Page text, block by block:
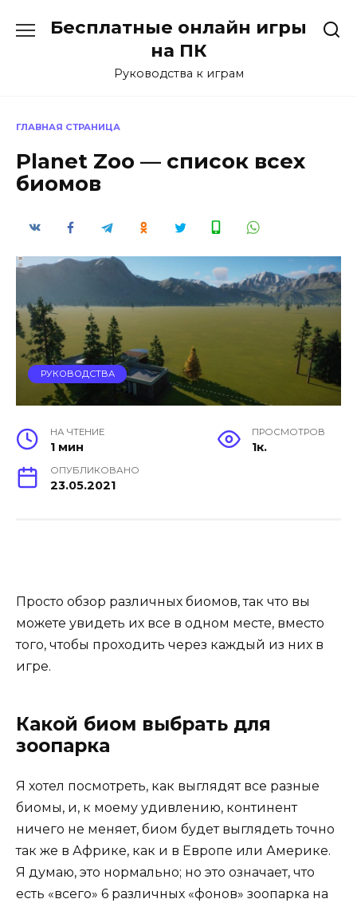
Бесплатные онлайн игры
на ПК
Руководства к играм
ГЛАВНАЯ СТРАНИЦА
Planet Zoo — список всех
биомов
РУКОВОДСТВА
НА ЧТЕНИЕ
1 мин
ПРОСМОТРОВ
1к.
ОПУБЛИКОВАНО
23.05.2021
Просто обзор различных биомов, так что вы
можете увидеть их все в одном месте, вместо
того, чтобы проходить через каждый из них в
игре.
Какой биом выбрать для
зоопарка
Я хотел посмотреть, как выглядят все разные
биомы, и, к моему удивлению, континент
ничего не меняет, биом будет выглядеть точно
так же в Африке, как и в Европе или Америке.
Я думаю, это нормально; но это означает, что
есть «всего» 6 различных «фонов» зоопарка на